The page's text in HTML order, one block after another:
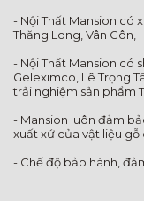
- Nội Thất Mansion có
Thăng Long, Vân Côn,
- Nội Thất Mansion có
Geleximco, Lê Trọng
trải nghiệm sản phẩm
- Mansion luôn đảm
xuất xứ của vật liệu gỗ
- Chế độ bảo hành,